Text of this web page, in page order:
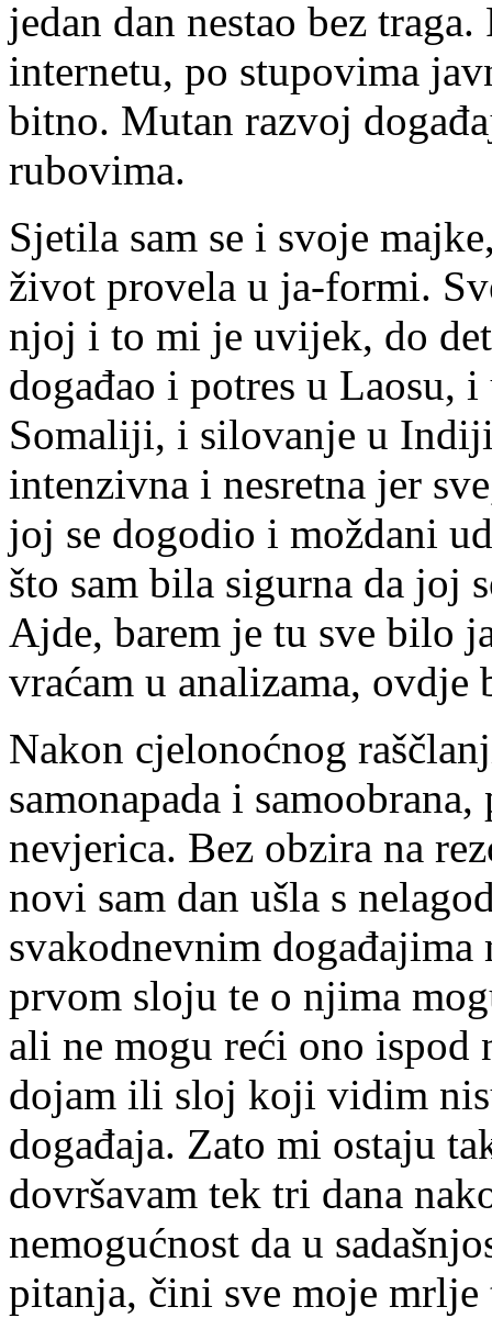
jedan dan nestao bez
internetu, po stupovima
bitno. Mutan razvoj
rubovima.
Sjetila sam se i svoje
život provela u ja-formi.
njoj i to mi je uvijek, do
događao i potres u Laosu,
Somaliji, i silovanje u
intenzivna i nesretna jer
joj se dogodio i moždani
što sam bila sigurna da joj
Ajde, barem je tu sve bilo
vraćam u analizama,
Nakon cjelonoćnog
samonapada i
nevjerica. Bez obzira na
novi sam dan ušla s
svakodnevnim događajima
prvom sloju te o njima
ali ne mogu reći ono
dojam ili sloj koji vidim
događaja. Zato mi ostaju
dovršavam tek tri dana
nemogućnost da u
pitanja, čini sve moje